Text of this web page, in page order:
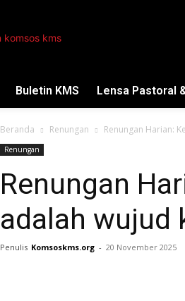
Buletin KMS Lensa Pastoral
Beranda Renungan Renungan Harian:
Renungan
Renungan
adalah wujud
Penulis Komsoskms.org - 20 November 2025